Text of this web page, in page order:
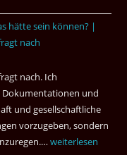
hätte sein können? |
nach
nach. Ich
und
und gesellschaftliche
vorzugeben, sondern
Russland
weiterlesen